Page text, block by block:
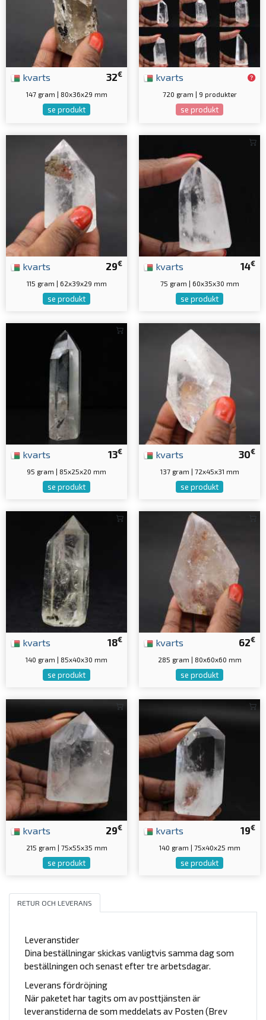
32€
kvarts
147 gram | 80x36x29 mm
se produkt
kvarts
720 gram | 9 produkter
se produkt
29€
kvarts
115 gram | 62x39x29 mm
se produkt
14€
kvarts
75 gram | 60x35x30 mm
se produkt
13€
kvarts
95 gram | 85x25x20 mm
se produkt
30€
kvarts
137 gram | 72x45x31 mm
se produkt
18€
kvarts
140 gram | 85x40x30 mm
se produkt
62€
kvarts
285 gram | 80x60x60 mm
se produkt
29€
kvarts
215 gram | 75x55x35 mm
se produkt
19€
kvarts
140 gram | 75x40x25 mm
se produkt
RETUR OCH LEVERANS
Leveranstider
Dina beställningar skickas vanligtvis samma dag som
beställningen och senast efter tre arbetsdagar.
Leverans fördröjning
När paketet har tagits om av posttjänsten är
leveranstiderna de som meddelats av Posten (Brev